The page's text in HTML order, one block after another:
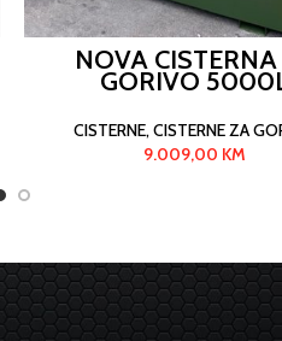
NOVA
GORIVO
CISTERNE,CISTERNE ZA
9.009,00 KM